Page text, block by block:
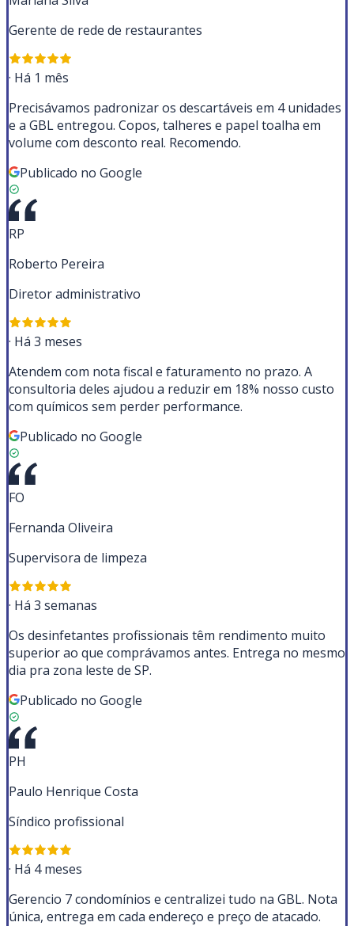
Gerente de rede de restaurantes
· Há 1 mês
Precisávamos padronizar os descartáveis em 4 unidades
e a GBL entregou. Copos, talheres e papel toalha em
volume com desconto real. Recomendo.
Publicado no Google
RP
Roberto Pereira
Diretor administrativo
· Há 3 meses
Atendem com nota fiscal e faturamento no prazo. A
consultoria deles ajudou a reduzir em 18% nosso custo
com químicos sem perder performance.
Publicado no Google
FO
Fernanda Oliveira
Supervisora de limpeza
· Há 3 semanas
Os desinfetantes profissionais têm rendimento muito
superior ao que comprávamos antes. Entrega no mesmo
dia pra zona leste de SP.
Publicado no Google
PH
Paulo Henrique Costa
Síndico profissional
· Há 4 meses
Gerencio 7 condomínios e centralizei tudo na GBL. Nota
única, entrega em cada endereço e preço de atacado.